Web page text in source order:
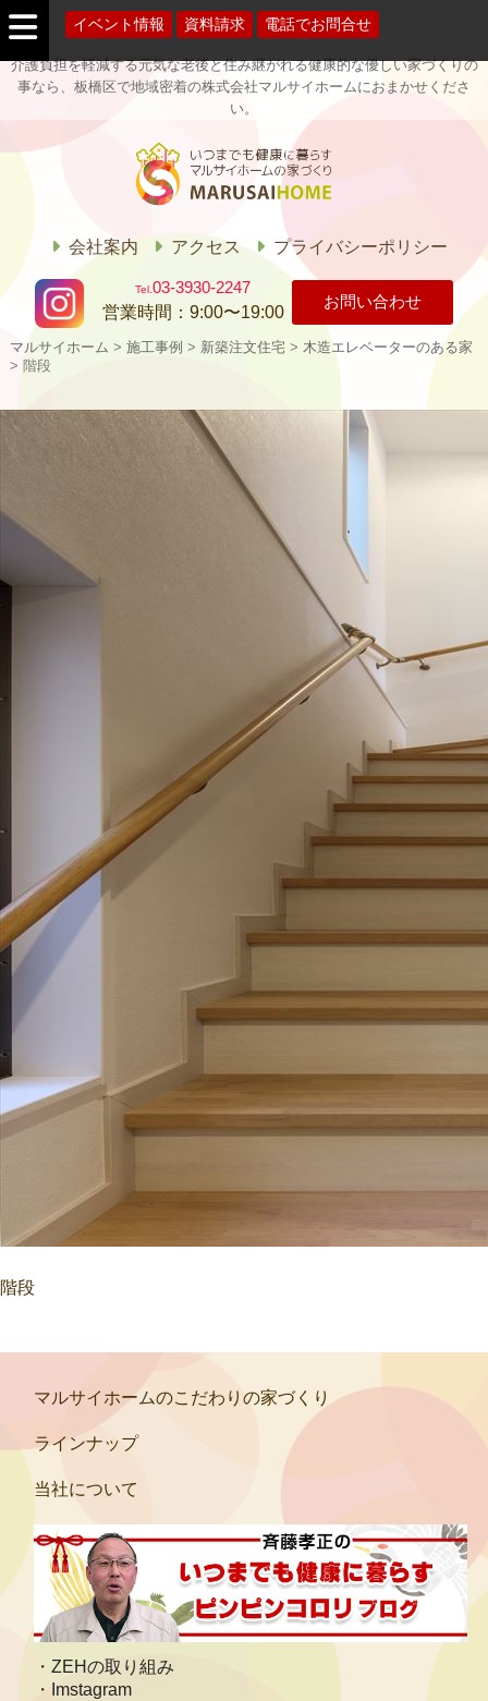
介護負担を軽減する元気な老後と住み継がれる健康的な優しい家づくりの
事なら、板橋区で地域密着の株式会社マルサイホームにおまかせくださ
い。
マルサイホー
会社案内 アクセス プライバシーポリシー
03-3930-2247
営業時間： 9:00〜19:00
お問い合わせ
イベント情報 資料請求 電話でお問合せ
マルサイホーム > 施工事例 > 新築注文住宅 > 木造エレベーターのある家
> 階段
階段
マルサイホームのこだわりの家づくり
ラインナップ
当社について
ZEHの取り組み
Imstagram